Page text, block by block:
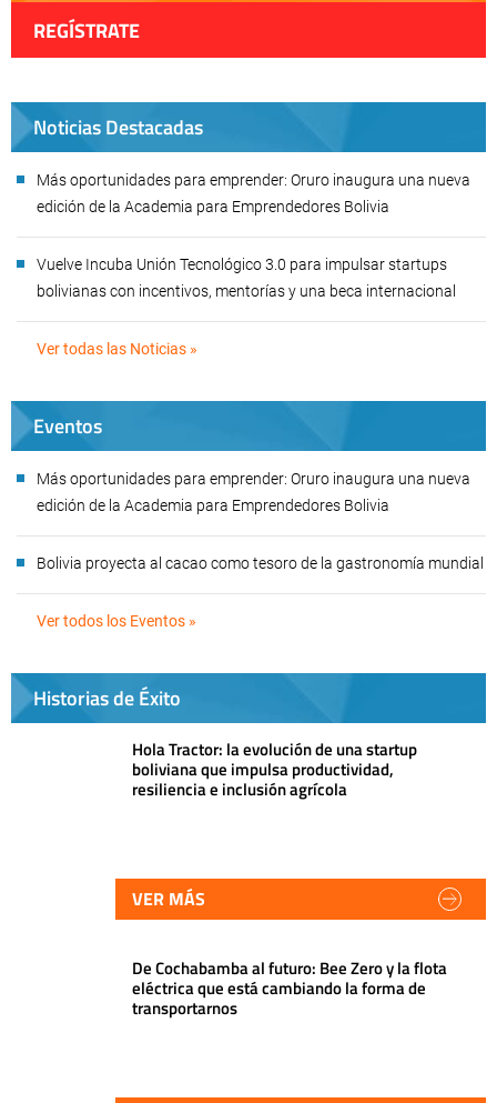
REGÍSTRATE
Noticias Destacadas
Más oportunidades para emprender: Oruro inaugura una nueva
edición de la Academia para Emprendedores Bolivia
Vuelve Incuba Unión Tecnológico 3.0 para impulsar startups
bolivianas con incentivos, mentorías y una beca internacional
Ver todas las Noticias »
Eventos
Más oportunidades para emprender: Oruro inaugura una nueva
edición de la Academia para Emprendedores Bolivia
Bolivia proyecta al cacao como tesoro de la gastronomía mundial
Ver todos los Eventos »
Historias de Éxito
Hola Tractor: la evolución de una startup
boliviana que impulsa productividad,
resiliencia e inclusión agrícola
VER MÁS
De Cochabamba al futuro: Bee Zero y la flota
eléctrica que está cambiando la forma de
transportarnos